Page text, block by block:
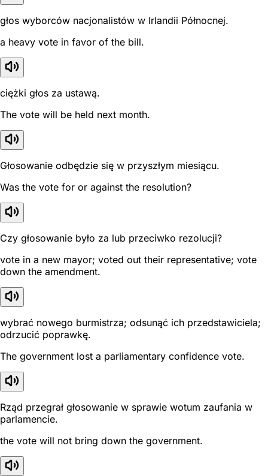
głos wyborców nacjonalistów w Irlandii Północnej.
a heavy vote in favor of the bill.
ciężki głos za ustawą.
The vote will be held next month.
Głosowanie odbędzie się w przyszłym miesiącu.
Was the vote for or against the resolution?
Czy głosowanie było za lub przeciwko rezolucji?
vote in a new mayor; voted out their representative; vote
down the amendment.
wybrać nowego burmistrza; odsunąć ich przedstawiciela;
odrzucić poprawkę.
The government lost a parliamentary confidence vote.
Rząd przegrał głosowanie w sprawie wotum zaufania w
parlamencie.
the vote will not bring down the government.